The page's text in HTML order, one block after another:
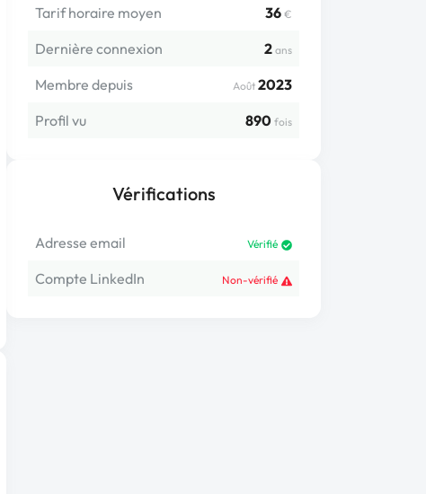
Tarif horaire moyen 36 €
Dernière connexion 2 ans
Membre depuis Août 2023
Profil vu
890 fois
Vérifications
Adresse email Vérifié
Compte LinkedIn Non-vérifié